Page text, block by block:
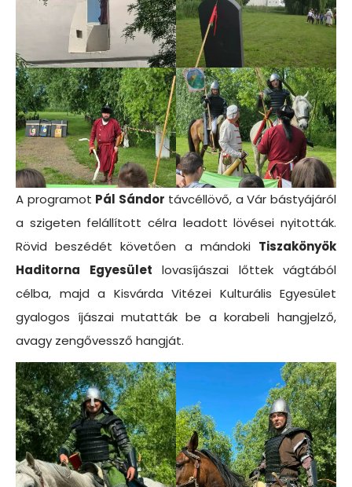
A programot Pál Sándor távcéllövő, a Vár bástyájáról
a szigeten felállított célra leadott lövései nyitották.
Rövid beszédét követően a mándoki Tiszakönyök
Haditorna Egyesület lovasíjászai lőttek vágtából
célba, majd a Kisvárda Vitézei Kulturális Egyesület
gyalogos íjászai mutatták be a korabeli hangjelző,
avagy zengővessző hangját.